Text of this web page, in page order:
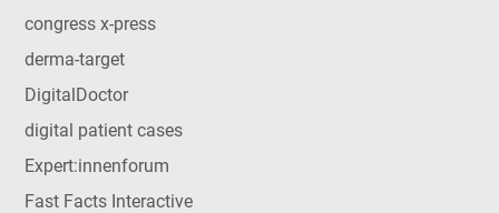
congress x-press
derma-target
DigitalDoctor
digital patient cases
Expert:innenforum
Fast Facts Interactive